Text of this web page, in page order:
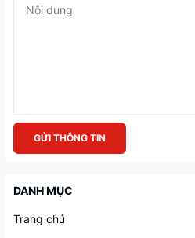
GỬI THÔNG TIN
DANH MỤC
Trang chủ